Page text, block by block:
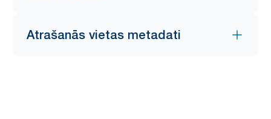
Atrašanās vietas metadati